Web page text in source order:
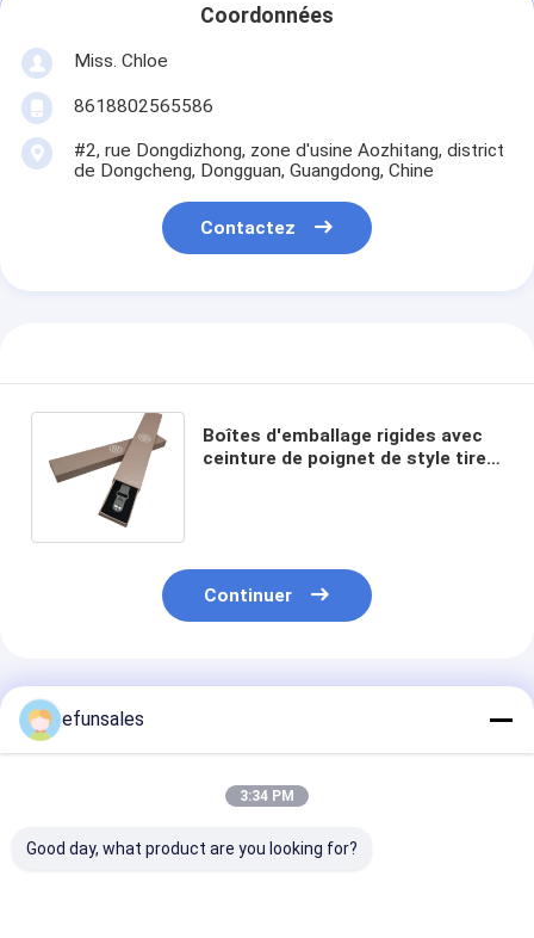
Coordonnées
Miss. Chloe
8618802565586
#2, rue Dongdizhong, zone d'usine Aozhitang, district
de Dongcheng, Dongguan, Guangdong, Chine
Contactez
Boîtes d'emballage rigides avec
ceinture de poignet de style tiret
Continuer
Produits Recommandés
efunsales
3:34 PM
Good day, what product are you looking for?